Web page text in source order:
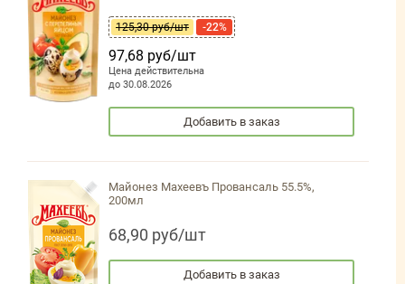
125,30 руб/шт -22%
97,68 руб/шт
Цена действительна
до 30.08.2026
Добавить в заказ
Майонез Махеевъ Провансаль 55.5%,
200мл
68,90 руб/шт
Добавить в заказ